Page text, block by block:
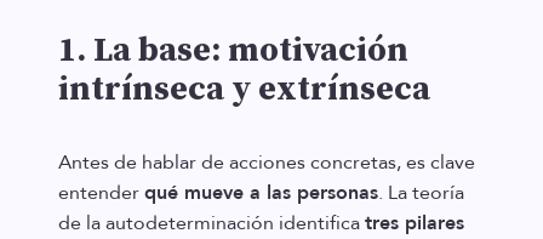
1. La base: motivación
intrínseca y extrínseca
Antes de hablar de acciones concretas, es clave
entenderqué mueve a las personas. La teoría
de la autodeterminación identificatres pilares